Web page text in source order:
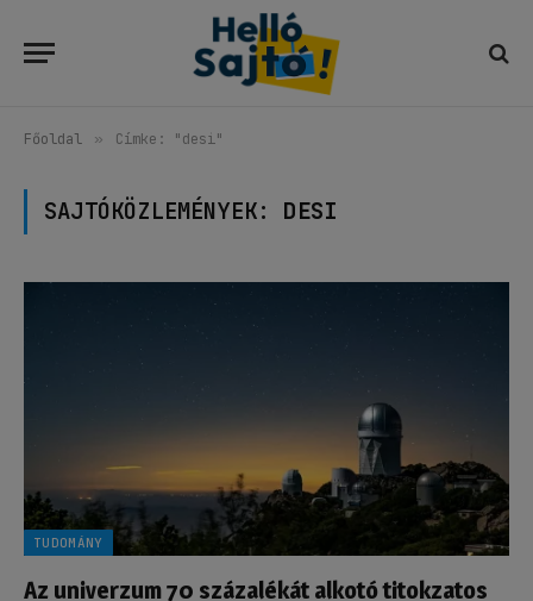
Főoldal » Címke: "desi"
SAJTÓKÖZLEMÉNYEK: DESI
TUDOMÁNY
Az univerzum 70 százalékát alkotó titokzatos